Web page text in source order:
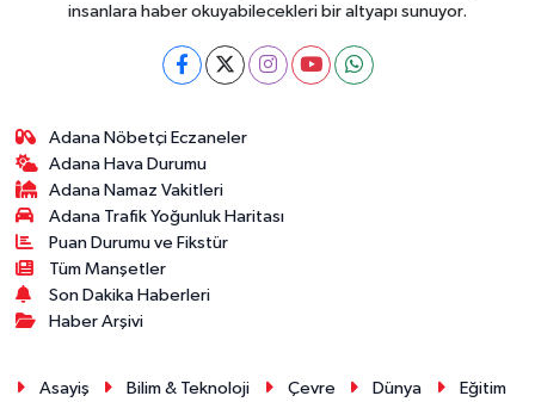
insanlara haber okuyabilecekleri bir altyapı sunuyor.
Adana Nöbetçi Eczaneler
Adana Hava Durumu
Adana Namaz Vakitleri
Adana Trafik Yoğunluk Haritası
Puan Durumu ve Fikstür
Tüm Manşetler
Son Dakika Haberleri
Haber Arşivi
Asayiş Bilim & Teknoloji Çevre Dünya
Eğitim